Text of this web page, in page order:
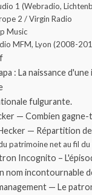
1 (Webradio,
2 / Virgin Radio
Music
MFM, Lyon (2008-
: La naissance
fulgurante.
— Combien gagne-
— Répartition
patrimoine net au fil
Incognito –
nom incontournable
— Le